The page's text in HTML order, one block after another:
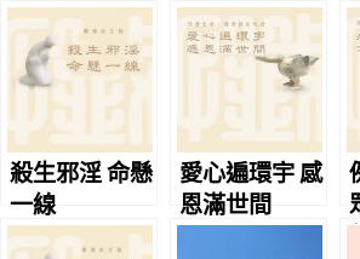
殺生邪淫 命懸
一線
愛心遍環宇 感
恩滿世間